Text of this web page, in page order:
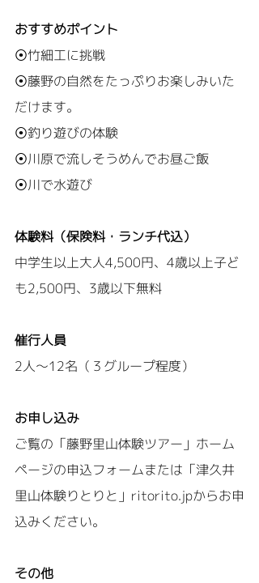
おすすめポイント
⦿竹細工に挑戦
⦿藤野の自然をたっぷりお楽しみいた
だけます。
⦿釣り遊びの体験
⦿川原で流しそうめんでお昼ご飯
⦿川で水遊び
体験料（保険料・ランチ代込）
中学生以上大人4,500円、4歳以上子ど
も2,500円、3歳以下無料
催行人員
2人～12名（３グループ程度）
お申し込み
ご覧の「藤野里山体験ツアー」ホーム
ページの申込フォームまたは「津久井
里山体験りとりと」ritorito.jpからお申
込みください。
その他